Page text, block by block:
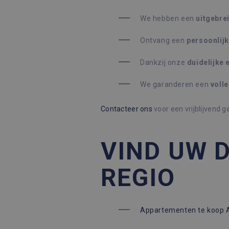
We hebben een u
Ontvang een p
Dankzij onze d uidelijke
We garanderen een v
Contacteer ons voor een vrijblijvend
VIND UW
REGIO
Appartementen te koop
Naam
_ga_GFV44BQY5L
_ga
.immoaccenta.be
_hjSessionUser_2145643
_hjSession_2145643